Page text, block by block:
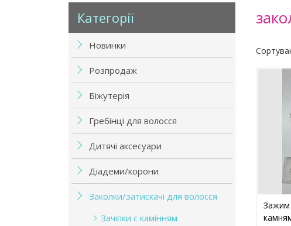
Категорії
Новинки
Розпродаж
Біжутерія
Гребінці для волосся
Дитячі аксесуари
Діадеми/корони
Заколки/затискачі для волосся
Зачіпки с камінням
Зажим